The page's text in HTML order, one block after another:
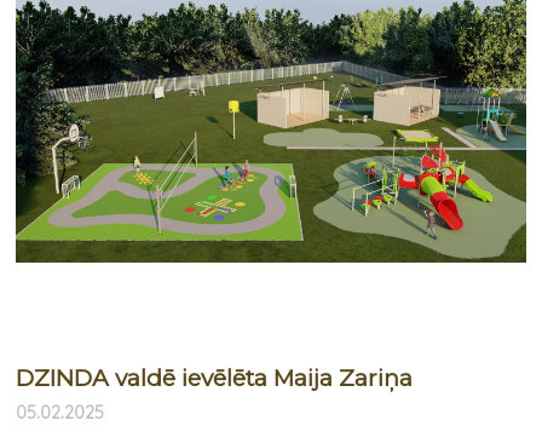
DZINDA valdē ievēlēta Maija Zariņa
05.02.2025